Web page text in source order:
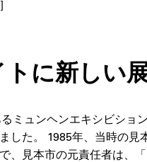
に新しい
ミュンヘンエキシビシ
した。 1985年、当時の
、見本市の元責任者は、